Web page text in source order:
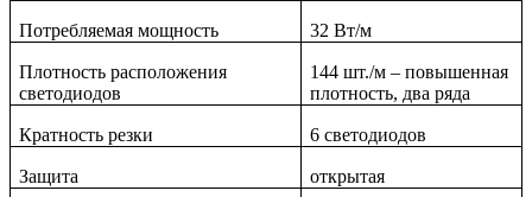
Потребляемая мощность 32 Вт/м
Плотность расположения
светодиодов
144 шт./м – повышенная
плотность, два ряда
Кратность резки 6 светодиодов
Защита открытая